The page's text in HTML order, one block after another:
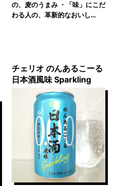
の、麦のうまみ ・「味」にこだ
わる人の、革新的なおいし…
チェリオ のんあるこーる
日本酒風味 Sparkling